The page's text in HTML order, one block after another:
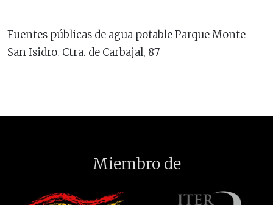
Fuentes públicas de agua potable Parque Monte
San Isidro. Ctra. de Carbajal, 87
Miembro de